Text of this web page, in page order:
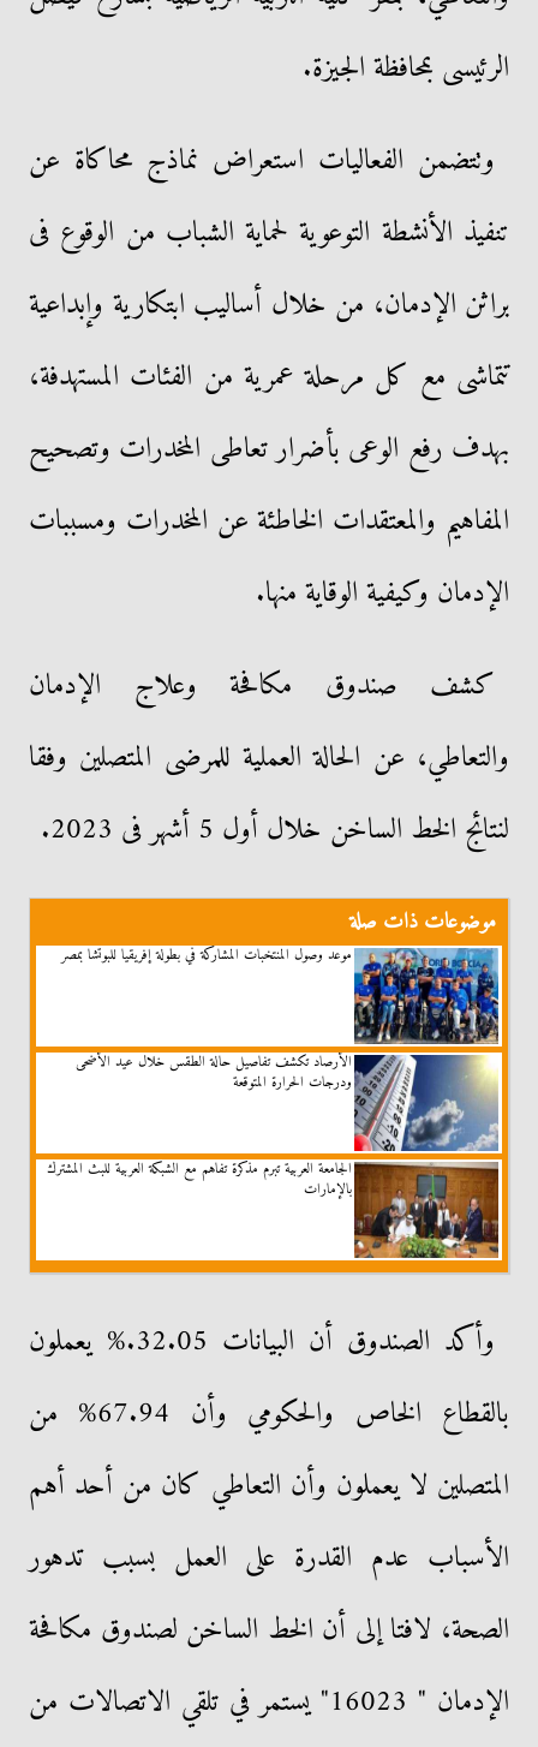
الرئيسى بمحافظة الجيزة.
وتتضمن الفعاليات استعراض نماذج محاكاة عن
تنفيذ الأنشطة التوعوية لحماية الشباب من الوقوع فى
براثن الإدمان، من خلال أساليب ابتكارية وإبداعية
تتماشى مع كل مرحلة عمرية من الفئات المستهدفة،
بهدف رفع الوعى بأضرار تعاطى المخدرات وتصحيح
المفاهيم والمعتقدات الخاطئة عن المخدرات ومسببات
الإدمان وكيفية الوقاية منها.
كشف صندوق مكافحة وعلاج الإدمان
والتعاطي، عن الحالة العملية للمرضى المتصلين وفقا
لنتائج الخط الساخن خلال أول 5 أشهر فى 2023.
موضوعات ذات صلة
موعد وصول المنتخبات المشاركة في بطولة إفريقيا للبوتشا بمصر
الأرصاد تكشف تفاصيل حالة الطقس خلال عيد الأضحى
ودرجات الحرارة المتوقعة
الجامعة العربية تبرم مذكرة تفاهم مع الشبكة العربية للبث المشترك
بالإمارات
وأكد الصندوق أن البيانات 32.05.% يعملون
بالقطاع الخاص والحكومي وأن 67.94% من
المتصلين لا يعملون وأن التعاطي كان من أحد أهم
الأسباب عدم القدرة على العمل بسبب تدهور
الصحة، لافتا إلى أن الخط الساخن لصندوق مكافحة
الإدمان " 16023" يستمر في تلقي الاتصالات من